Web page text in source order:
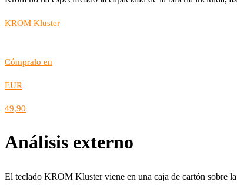
KROM Kluster
Cómpralo en
EUR
49,90
Análisis externo
El teclado KROM Kluster viene en una caja de cartón sobre